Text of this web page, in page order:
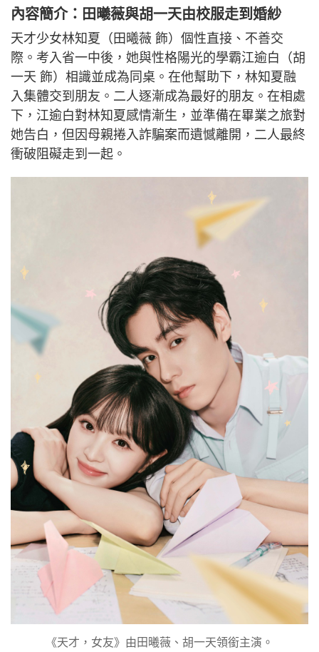
內容簡介：田曦薇與胡一天由校服走到婚紗
天才少女林知夏（田曦薇 飾）個性直接、不善交
際。考入省一中後，她與性格陽光的學霸江逾白（胡
一天 飾）相識並成為同桌。在他幫助下，林知夏融
入集體交到朋友。二人逐漸成為最好的朋友。在相處
下，江逾白對林知夏感情漸生，並準備在畢業之旅對
她告白，但因母親捲入詐騙案而遺憾離開，二人最終
衝破阻礙走到一起。
《天才，女友》由田曦薇、胡一天領銜主演。